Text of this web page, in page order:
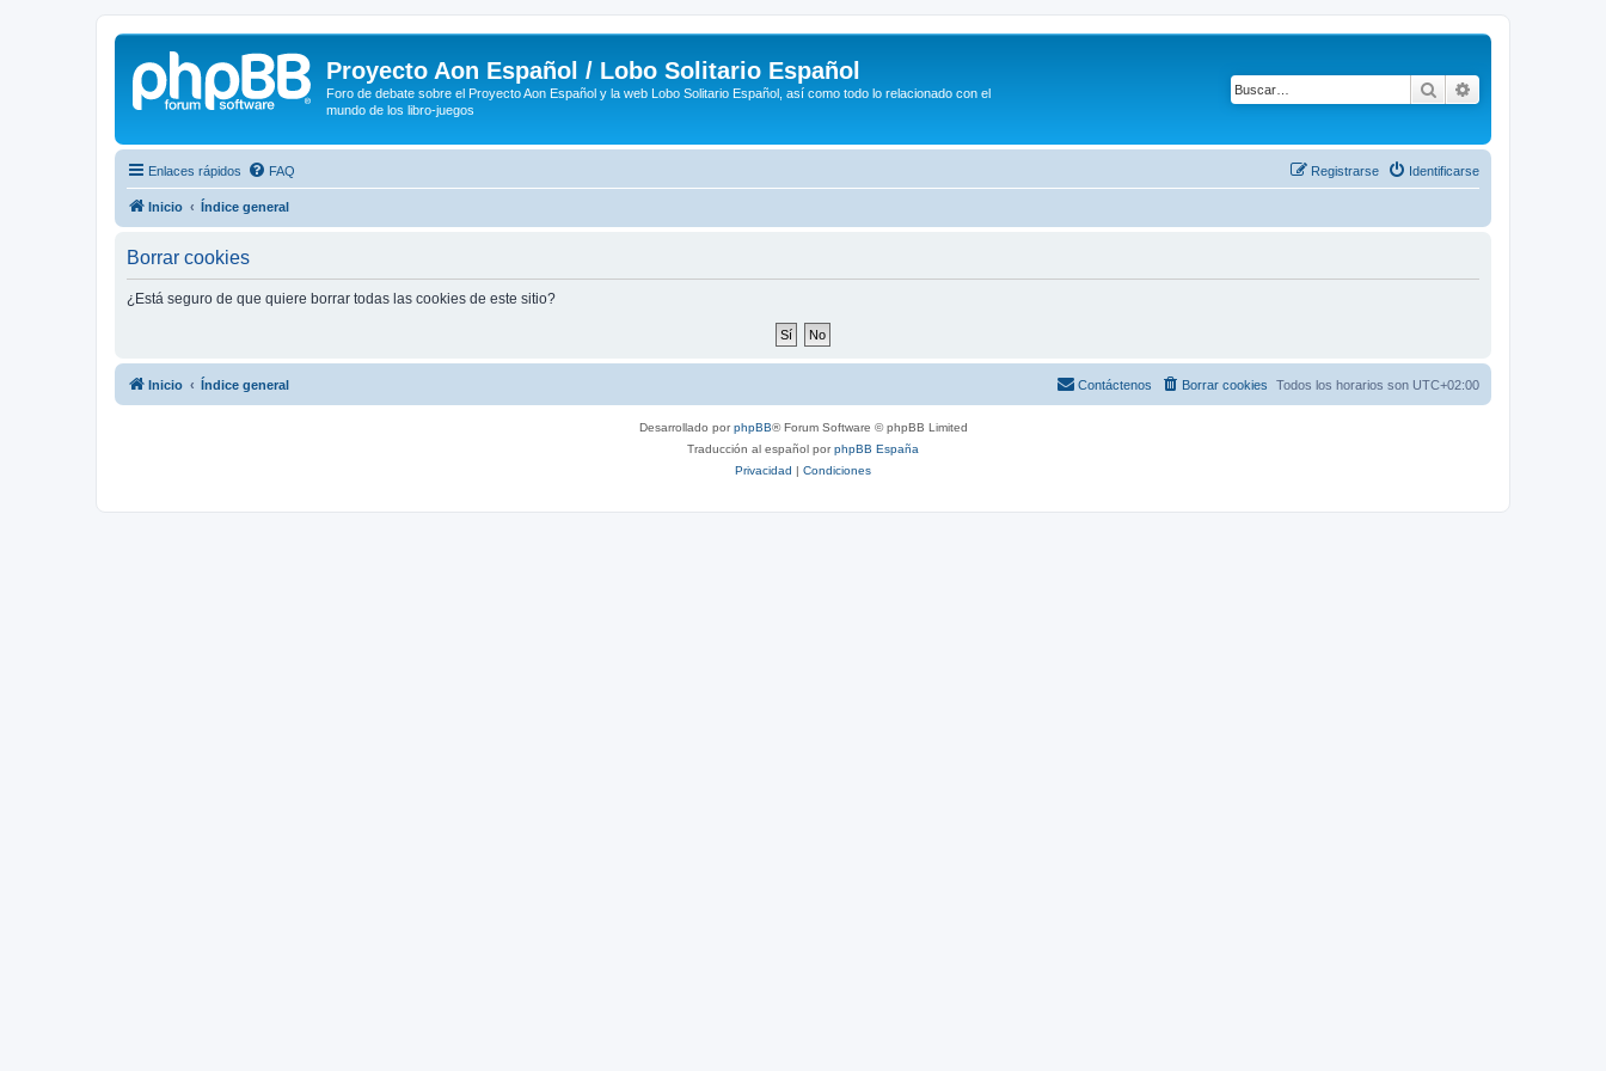
Proyecto Aon Español / Lobo Solitario Español
Foro de debate sobre el Proyecto Aon Español y la web Lobo Solitario Español, así como todo lo relacionado con el
mundo de los libro-juegos
Buscar
Enlaces rápidos FAQ Identificarse
Registrarse
Inicio Índice general
Borrar cookies
¿Está seguro de que quiere borrar todas las cookies de este sitio?
Inicio Índice general Todos los horarios son UTC+02:00
Borrar cookies
Contáctenos
Desarrollado porphpBB® Forum Software © phpBB Limited
Traducción al español porphpBB España
Privacidad | Condiciones